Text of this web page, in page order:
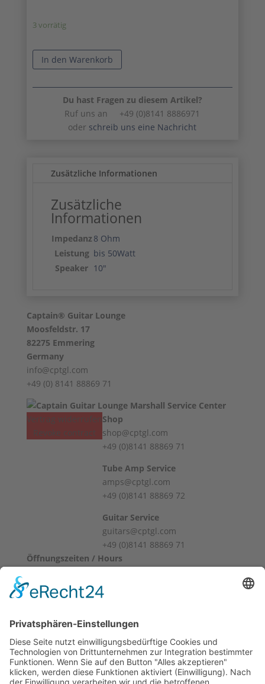
3 vorrätig
In den Warenkorb
Du hast Fragen zu diesem Artikel?
Ruf uns an +49 (0)8141 8886971
oder schreib uns eine Nachricht
Zusätzliche Informationen
Zusätzliche
Informationen
Impedanz 8 Ohm
Leistung bis 50Watt
Speaker 10"
Captain® Guitar Lounge
Moosfeldstr. 17
82275 Emmering
Germany
info@cptgl.com
+49 (0) 8141 88869 71
Vertrag widerrufen
Revoke contract
Shop
shop@cptgl.com
+49 (0)8141 88869 71
Tube Amp Service
amps@cptgl.com
+49 (0)8141 88869 72
Guitar Service
guitars@cptgl.com
+49 (0)8141 88869 71
Öffnungszeiten / Hours
10:00 – 12:00
14:00 – 18:00
Sa
Und nach Vereinbarung
And by appointment